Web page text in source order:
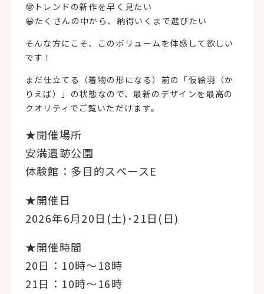
🤓トレンドの新作を早く見たい
😀たくさんの中から、納得いくまで選びたい
そんな方にこそ、このボリュームを体感して欲しい
です！
まだ仕立てる（着物の形になる）前の「仮絵羽（か
りえば）」の状態なので、最新のデザインを最高の
クオリティでご覧いただけます。
★開催場所
安満遺跡公園
体験館：多目的スペースE
★開催日
2026年6月20日(土)･21日(日)
★開催時間
20日：10時〜18時
21日：10時〜16時